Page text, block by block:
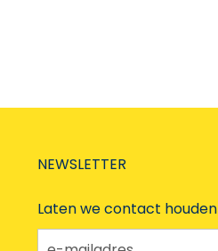
NEWSLETTER
Laten we contact houden
e-mailadres